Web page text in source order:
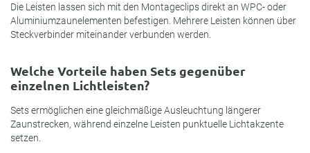
Die Leisten lassen sich mit den Montageclips direkt an WPC- oder
Aluminiumzaunelementen befestigen. Mehrere Leisten können über
Steckverbinder miteinander verbunden werden.
Welche Vorteile haben Sets gegenüber
einzelnen Lichtleisten?
Sets ermöglichen eine gleichmäßige Ausleuchtung längerer
Zaunstrecken, während einzelne Leisten punktuelle Lichtakzente
setzen.